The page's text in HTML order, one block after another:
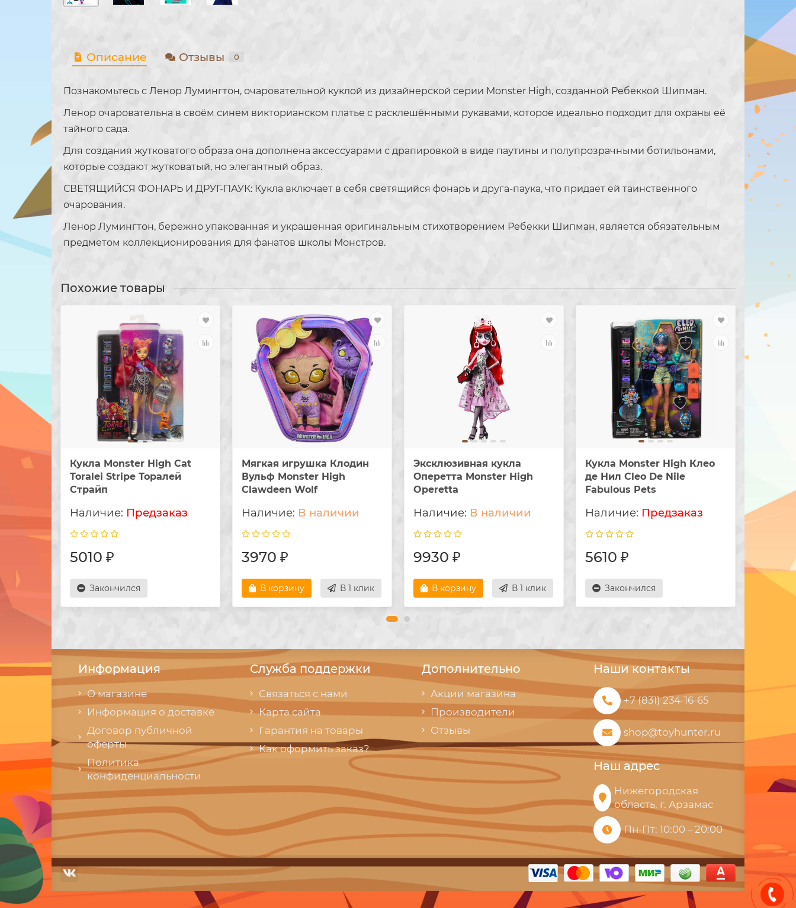
Описание Отзывы 0
Познакомьтесь с Ленор Лумингтон, очаровательной куклой из дизайнерской серии Monster High, созданной Ребеккой Шипман.
Ленор очаровательна в своём синем викторианском платье с расклешёнными рукавами, которое идеально подходит для охраны её
тайного сада.
Для создания жутковатого образа она дополнена аксессуарами с драпировкой в виде паутины и полупрозрачными ботильонами,
которые создают жутковатый, но элегантный образ.
СВЕТЯЩИЙСЯ ФОНАРЬ И ДРУГ-ПАУК: Кукла включает в себя светящийся фонарь и друга-паука, что придает ей таинственного
очарования.
Ленор Лумингтон, бережно упакованная и украшенная оригинальным стихотворением Ребекки Шипман, является обязательным
предметом коллекционирования для фанатов школы Монстров.
Похожие товары
Кукла Monster High Cat
Toralei Stripe Торалей
Страйп
Предзаказ
5010 ₽
Закончился
Мягкая игрушка Клодин
Вульф Monster High
Clawdeen Wolf
В наличии
3970 ₽
В корзину В 1 клик
Эксклюзивная кукла
Оперетта Monster High
Operetta
В наличии
9930 ₽
В корзину В 1 клик
Кукла Monster High Клео
де Нил Cleo De Nile
Fabulous Pets
Предзаказ
5610 ₽
Закончился
3G
Информация
О магазине
Информация о доставке
Договор публичной
оферты
Политика
конфиденциальности
Служба поддержки
Связаться с нами
Карта сайта
Гарантия на товары
Как оформить заказ?
Дополнительно
Акции магазина
Производители
Отзывы
Наши контакты
+7 (831) 234-16-65
shop@toyhunter.ru
Наш адрес
Нижегородская
область, г. Арзамас
Пн-Пт: 10:00 – 20:00